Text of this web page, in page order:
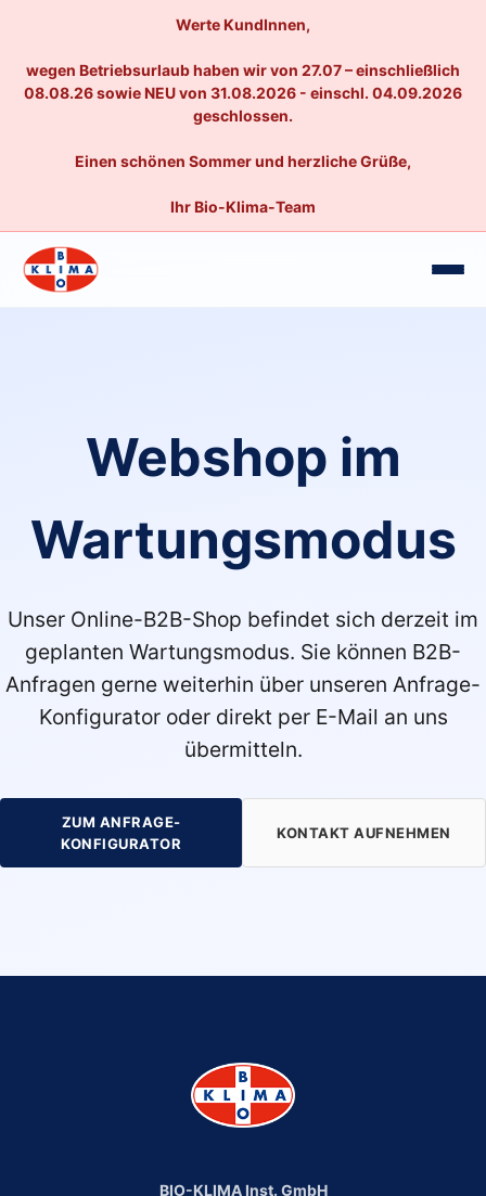
Werte KundInnen,
wegen Betriebsurlaub haben wir von 27.07 – einschließlich
08.08.26 sowie NEU von 31.08.2026 - einschl. 04.09.2026
geschlossen.
Einen schönen Sommer und herzliche Grüße,
Ihr Bio-Klima-Team
Webshop im
Wartungsmodus
Unser Online-B2B-Shop befindet sich derzeit im
geplanten Wartungsmodus. Sie können B2B-
Anfragen gerne weiterhin über unseren Anfrage-
Konfigurator oder direkt per E-Mail an uns
übermitteln.
ZUM ANFRAGE-
KONFIGURATOR
KONTAKT AUFNEHMEN
BIO-KLIMA Inst. GmbH